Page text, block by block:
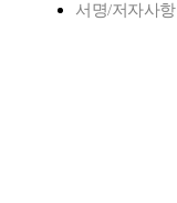
서명/저자사항